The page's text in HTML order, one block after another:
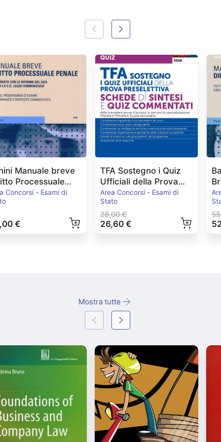
Manuale breve
Processuale
Ed.2026
Concorsi - Esami di
€
TFA Sostegno i Quiz
Ufficiali della Prova
Preselettiva
Area Concorsi - Esami di
Stato
28,00 €
26,60 €
Mostra tutte